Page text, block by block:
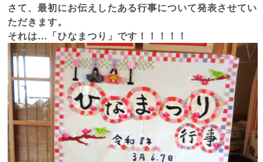
さて、最初にお伝えしたある行事について発表させてい
ただきます。
それは…「ひなまつり」です！！！！！